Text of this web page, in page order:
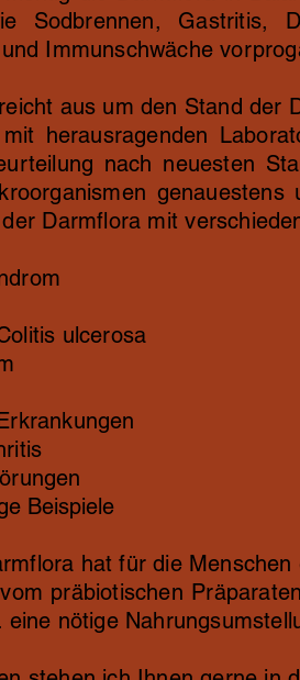
Sodbrennen, Gastritis,
Immunschwäche
aus um den Stand der
herausragenden
nach neuesten
der Darmflora mit
ulcerosa
Beispiele
hat für die
präbiotischen Präparaten
eine nötige